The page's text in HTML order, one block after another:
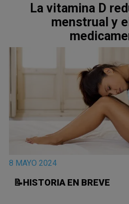
La vitamina D
menstrual y
8 MAYO 2024
📝HISTORIA EN BREVE